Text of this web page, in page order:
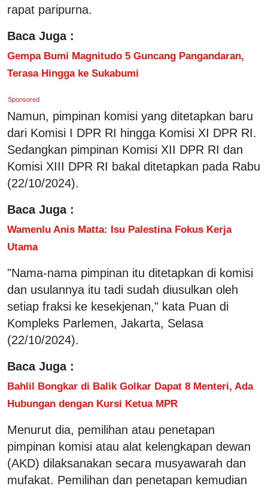
rapat paripurna.
Baca Juga :
Gempa Bumi Magnitudo 5 Guncang Pangandaran,
Terasa Hingga ke Sukabumi
Sponsored
Namun, pimpinan komisi yang ditetapkan baru
dari Komisi I DPR RI hingga Komisi XI DPR RI.
Sedangkan pimpinan Komisi XII DPR RI dan
Komisi XIII DPR RI bakal ditetapkan pada Rabu
(22/10/2024).
Baca Juga :
Wamenlu Anis Matta: Isu Palestina Fokus Kerja
Utama
"Nama-nama pimpinan itu ditetapkan di komisi
dan usulannya itu tadi sudah diusulkan oleh
setiap fraksi ke kesekjenan," kata Puan di
Kompleks Parlemen, Jakarta, Selasa
(22/10/2024).
Baca Juga :
Bahlil Bongkar di Balik Golkar Dapat 8 Menteri, Ada
Hubungan dengan Kursi Ketua MPR
Menurut dia, pemilihan atau penetapan
pimpinan komisi atau alat kelengkapan dewan
(AKD) dilaksanakan secara musyawarah dan
mufakat. Pemilihan dan penetapan kemudian